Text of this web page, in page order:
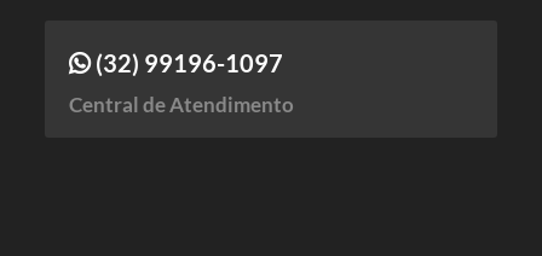
(32) 99196-1097
Central de Atendimento